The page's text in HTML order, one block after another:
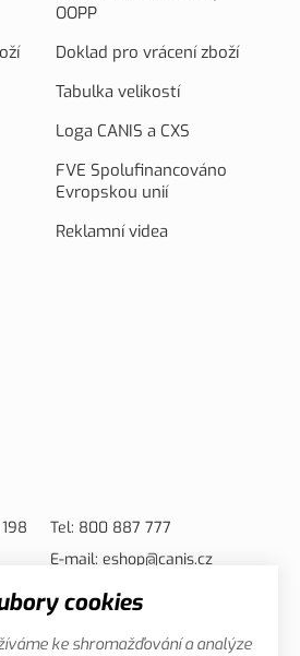
OOPP
Doklad pro vrácení zboží
Tabulka velikostí
Loga CANIS a CXS
FVE Spolufinancováno
Evropskou unií
Reklamní videa
Tel: 800 887 777
E-mail: eshop@canis.cz
cookies
ke shromažďování a analýze